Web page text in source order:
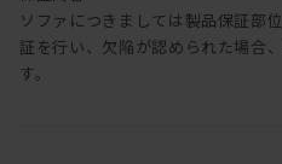
ソファにつきましては製品保証部
証を行い、欠陥が認められた場合
す。